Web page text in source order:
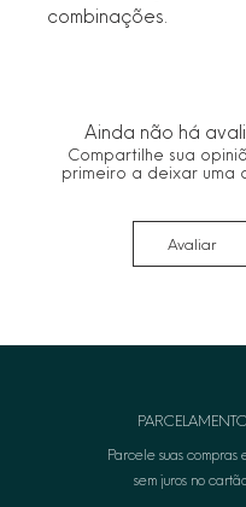
combinações.
Ainda não há
Compartilhe sua
primeiro a deixar uma
Avaliar
Parcele suas compras
sem juros no